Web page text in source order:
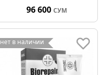
96 600 СУМ
нет в наличии